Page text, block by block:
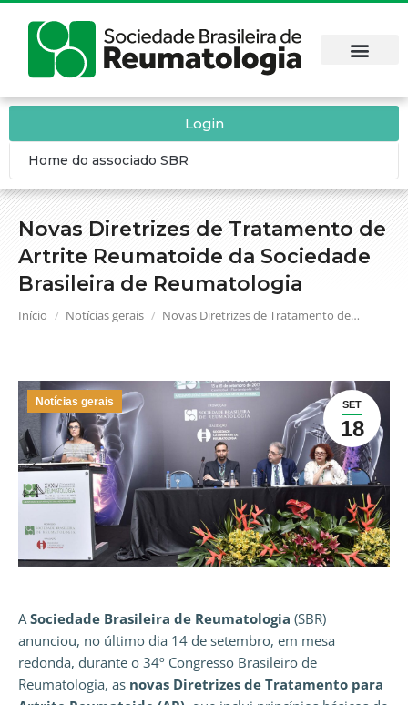
Novas Diretrizes de Tratamento de
Artrite Reumatoide da Sociedade
Brasileira de Reumatologia
Você está aqui:
Início Notícias gerais Novas Diretrizes de Tratamento de…
Login
Home do associado SBR
SET
18
Notícias gerais
ASociedade Brasileira de Reumatologia (SBR)
anunciou, no último dia 14 de setembro, em mesa
redonda, durante o 34º Congresso Brasileiro de
Reumatologia, as novas Diretrizes de Tratamento para